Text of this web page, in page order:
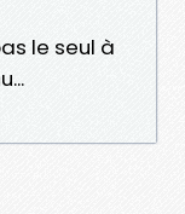
le seul à